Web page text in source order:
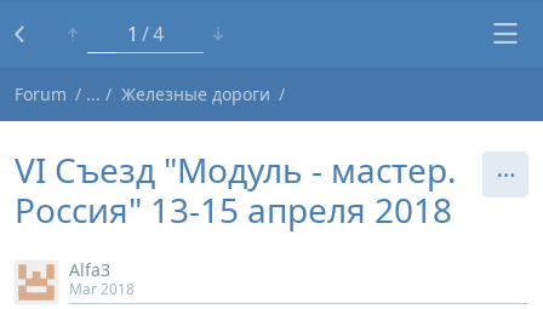
1 4
Forum Железные дороги
VI Съезд "Модуль - мастер.
Россия" 13-15 апреля 2018
Alfa3
Mar 2018